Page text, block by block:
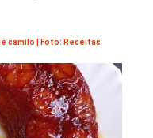
camilo | Foto: Receitas